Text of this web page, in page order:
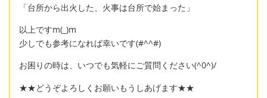
「台所から出火した、火事は台所で始まった」
以上ですm(_)m
少しでも参考になれば幸いです(#^^#)
お困りの時は、いつでも気軽にご質問ください(^0^)/
★★どうぞよろしくお願いもうしあげます★★